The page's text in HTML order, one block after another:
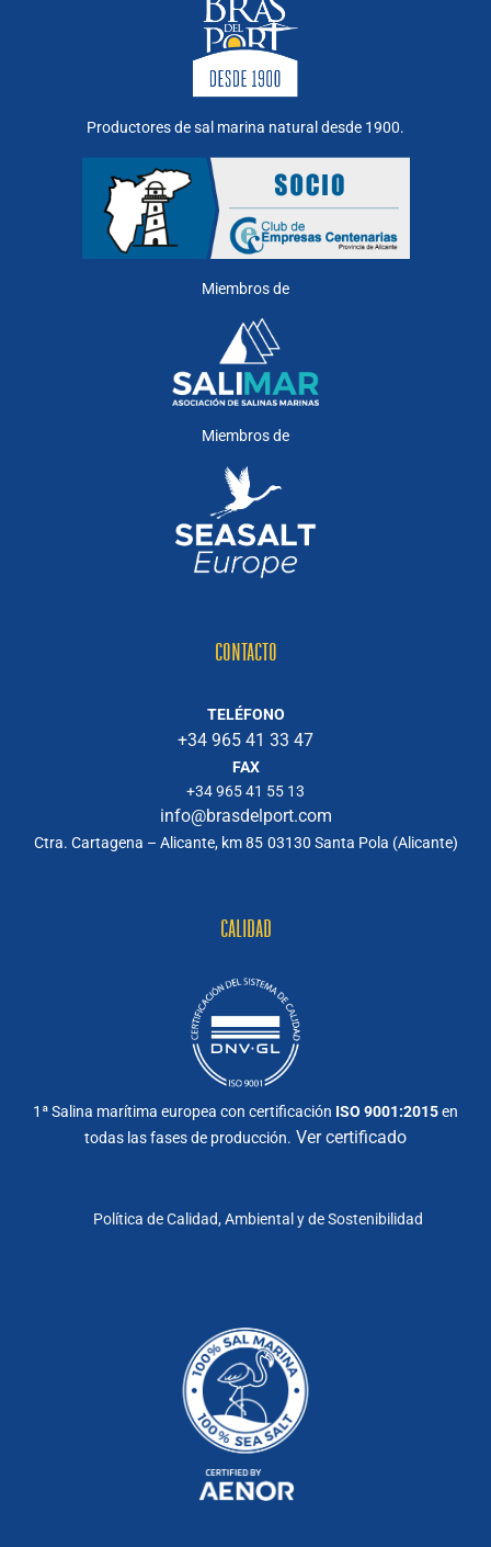
Productores de sal marina natural desde 1900.
Miembros de
Miembros de
CONTACTO
TELÉFONO
+34 965 41 33 47
FAX
+34 965 41 55 13
info@brasdelport.com
Ctra. Cartagena – Alicante, km 85 03130 Santa Pola (Alicante)
CALIDAD
1ª Salina marítima europea con certificación ISO 9001:2015en
todas las fases de producción. Ver certificado
Política de Calidad, Ambiental y de Sostenibilidad